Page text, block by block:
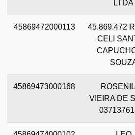
LTDA
45869472000113
45.869.472
CELI
45869473000168
VIEIRA DE